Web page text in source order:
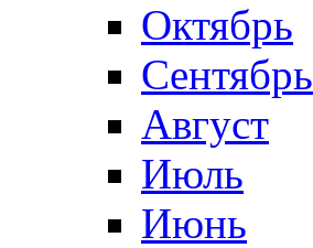
Октябрь
Сентябрь
Август
Июль
Июнь